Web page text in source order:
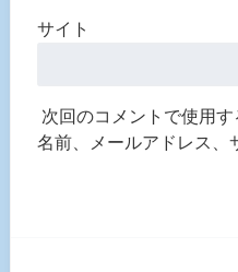
サイト
次回のコメントで使用
名前、メールアドレス、